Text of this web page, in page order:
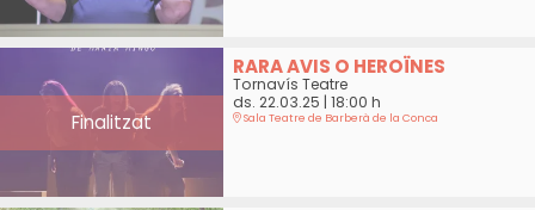
Finalitzat
RARA AVIS O HEROÏNES
Tornavís Teatre
ds. 22.03.25 | 18:00 h
Sala Teatre de Barberà de la Conca